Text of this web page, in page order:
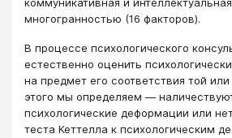
многогранностью (16 факторов).
В процессе психологического
естественно оценить
на предмет его соответствия той
этого мы определяем ―
психологические деформации или
теста Кеттелла к психологическим